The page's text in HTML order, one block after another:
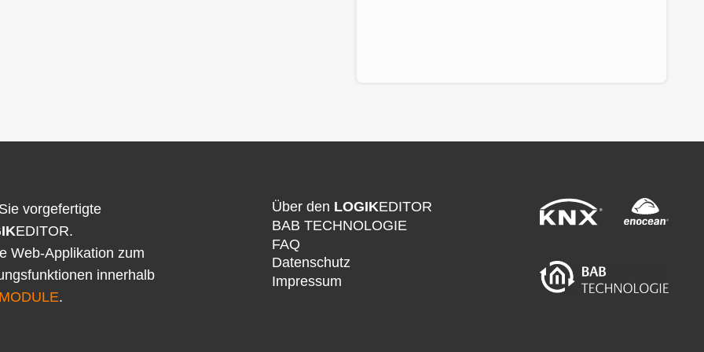
vorgefertigte
EDITOR.
Web-Applikation zum
innerhalb
.
Über den LOGIKEDITOR
BAB TECHNOLOGIE
FAQ
Datenschutz
Impressum